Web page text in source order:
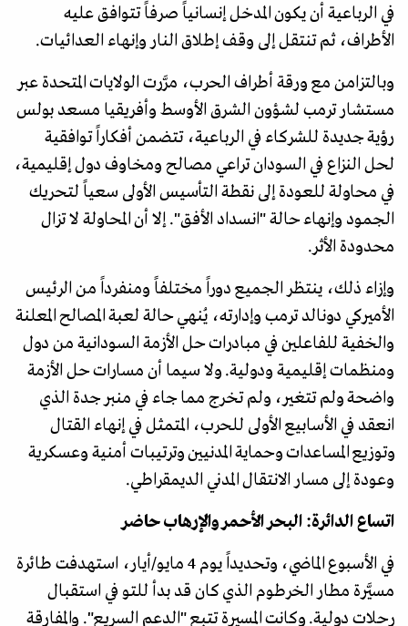
في الرباعية أن يكون المدخل إنسانياً صرفاً تتوافق عليه
الأطراف، ثم تنتقل إلى وقف إطلاق النار وإنهاء العدائيات.
وبالتزامن مع ورقة أطراف الحرب، مرَّرت الولايات المتحدة عبر
مستشار ترمب لشؤون الشرق الأوسط وأفريقيا مسعد بولس
رؤية جديدة للشركاء في الرباعية، تتضمن أفكاراً توافقية
لحل النزاع في السودان تراعي مصالح ومخاوف دول إقليمية،
في محاولة للعودة إلى نقطة التأسيس الأولى سعياً لتحريك
الجمود وإنهاء حالة "انسداد الأفق". إلا أن المحاولة لا تزال
محدودة الأثر.
وإزاء ذلك، ينتظر الجميع دوراً مختلفاً ومنفرداً من الرئيس
الأميركي دونالد ترمب وإدارته، يُنهي حالة لعبة المصالح المعلنة
والخفية للفاعلين في مبادرات حل الأزمة السودانية من دول
ومنظمات إقليمية ودولية. ولا سيما أن مسارات حل الأزمة
واضحة ولم تتغير، ولم تخرج مما جاء في منبر جدة الذي
انعقد في الأسابيع الأولى للحرب، المتمثل في إنهاء القتال
وتوزيع المساعدات وحماية المدنيين وترتيبات أمنية وعسكرية
وعودة إلى مسار الانتقال المدني الديمقراطي.
اتساع الدائرة: البحر الأحمر والإرهاب حاضر
في الأسبوع الماضي، وتحديداً يوم 4 مايو/أيار، استهدفت طائرة
مسيَّرة مطار الخرطوم الذي كان قد بدأ للتو في استقبال
رحلات دولية. وكانت المسيرة تتبع "الدعم السريع". والمفارقة